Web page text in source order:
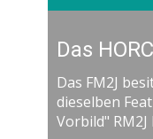
Das
Das FM2J
dieselben
Vorbild" RM2J
Wahlschalter)
Vergleich zur
Mode und